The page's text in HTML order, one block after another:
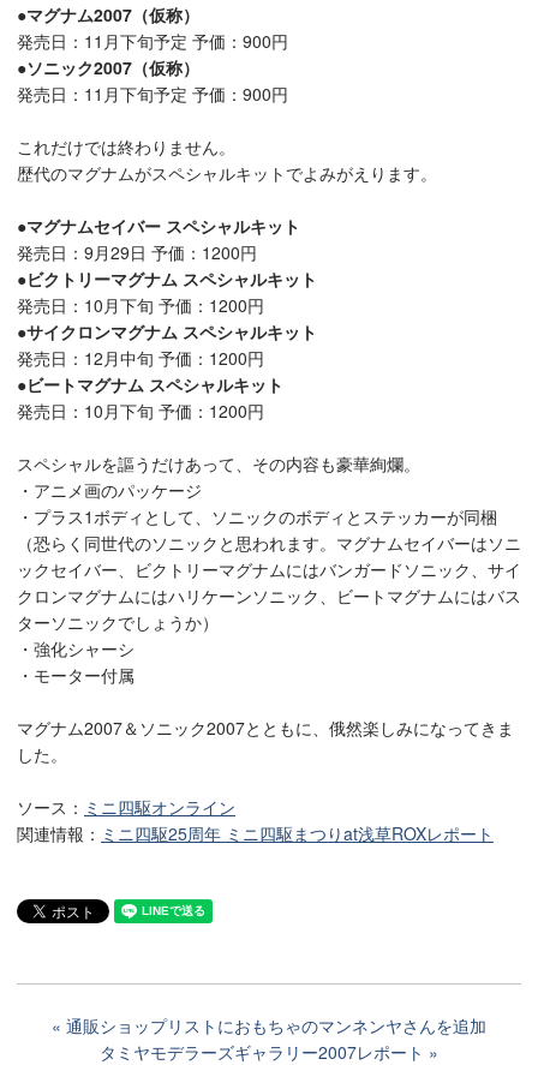
●マグナム2007（仮称）
発売日：11月下旬予定 予価：900円
●ソニック2007（仮称）
発売日：11月下旬予定 予価：900円
これだけでは終わりません。
歴代のマグナムがスペシャルキットでよみがえります。
●マグナムセイバー スペシャルキット
発売日：9月29日 予価：1200円
●ビクトリーマグナム スペシャルキット
発売日：10月下旬 予価：1200円
●サイクロンマグナム スペシャルキット
発売日：12月中旬 予価：1200円
●ビートマグナム スペシャルキット
発売日：10月下旬 予価：1200円
スペシャルを謳うだけあって、その内容も豪華絢爛。
・アニメ画のパッケージ
・プラス1ボディとして、ソニックのボディとステッカーが同梱
（恐らく同世代のソニックと思われます。マグナムセイバーはソニ
ックセイバー、ビクトリーマグナムにはバンガードソニック、サイ
クロンマグナムにはハリケーンソニック、ビートマグナムにはバス
ターソニックでしょうか）
・強化シャーシ
・モーター付属
マグナム2007＆ソニック2007とともに、俄然楽しみになってきま
した。
ソース： ミニ四駆オンライン
関連情報： ミニ四駆25周年 ミニ四駆まつりat浅草ROXレポート
通販ショップリストにおもちゃのマンネンヤさんを追加
タミヤモデラーズギャラリー2007レポート